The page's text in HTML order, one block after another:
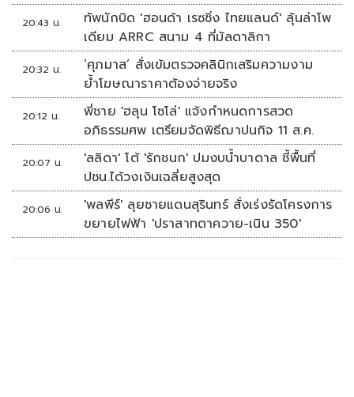
20:43 น.
ทัพนักบิด 'ฮอนด้า เรซซิ่ง ไทยแลนด์' ลุ้นล่าโพ
เดียม ARRC สนาม 4 ที่มัลดาลิกา
20:32 น.
‘ศุภมาส’ สั่งเข้มตรวจคลินิกเสริมความงาม
ย้ำโฆษณาราคาต้องจ่ายจริง
20:12 น.
พี่ชาย 'ฮลุน โซโล่' แจ้งกำหนดการสวด
อภิธรรมศพ เตรียมจัดพิธีฌาปนกิจ 11 ส.ค.
20:07 น.
'ลลิดา' โต้ 'รักชนก' ปมงบน้ำบาดาล ชี้พื้นที่
ปชน.ได้วงเงินเฉลี่ยสูงสุด
20:06 น.
'พลพีร์' ลุยชายแดนสุรินทร์ สั่งเร่งรัดโครงการ
ขยายไฟฟ้า 'ปราสาทตาควาย-เนิน 350'